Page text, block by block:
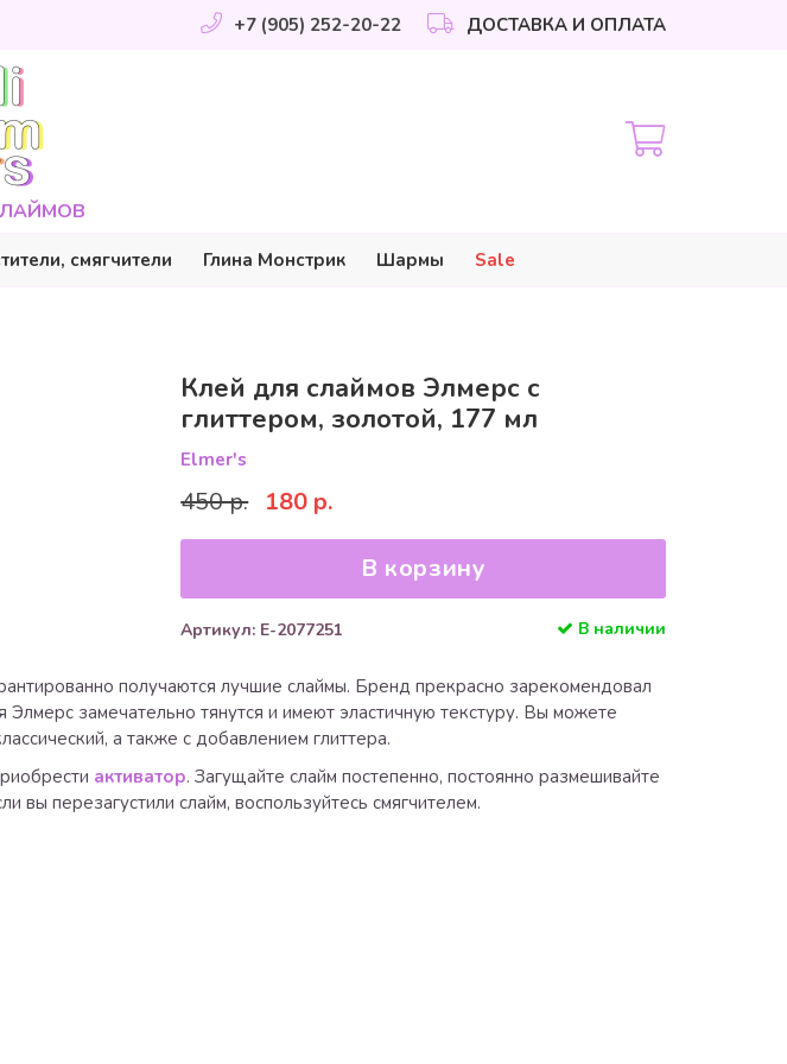
+7 (905) 252-20-22 ДОСТАВКА И ОПЛАТА
смягчители Глина Монстрик Шармы Sale
Клей для слаймов Элмерс с
глиттером, золотой, 177 мл
Elmer's
450 р. 180 р.
В корзину
В наличии
Артикул: E-2077251
получаются лучшие слаймы. Бренд прекрасно зарекомендовал
замечательно тянутся и имеют эластичную текстуру. Вы можете
а также с добавлением глиттера.
активатор. Загущайте слайм постепенно, постоянно размешивайте
вы перезагустили слайм, воспользуйтесь смягчителем.